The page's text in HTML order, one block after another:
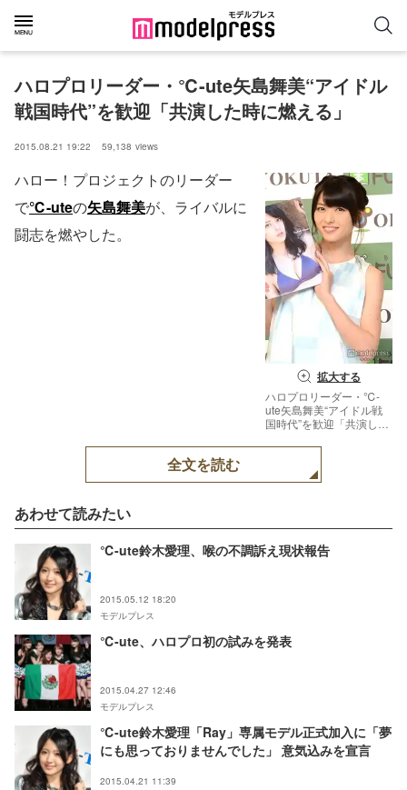
ハロプロリーダー・℃-ute矢島舞美“アイドル
戦国時代”を歓迎「共演した時に燃える」
2015.08.21 19:22 59,138 views
拡大する
ハロプロリーダー・℃-
ute矢島舞美“アイドル戦
国時代”を歓迎「共演した
レス】
ハロー！プロジェクトのリーダー
で℃-uteの矢島舞美が、ライバルに
闘志を燃やした。
全文を読む
あわせて読みたい
℃-ute鈴木愛理、喉の不調訴え現状報告
2015.05.12 18:20
モデルプレス
℃-ute、ハロプロ初の試みを発表
2015.04.27 12:46
モデルプレス
℃-ute鈴木愛理「Ray」専属モデル正式加入に「夢
にも思っておりませんでした」 意気込みを宣言
2015.04.21 11:39